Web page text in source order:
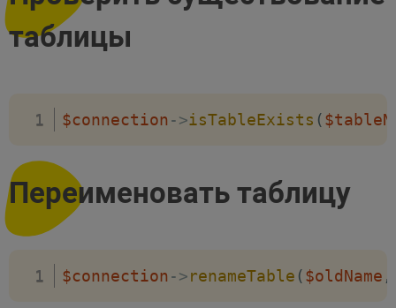
таблицы
$connection->isTableExists (
Переименовать таблицу
$connection->renameTable ($oldName ,